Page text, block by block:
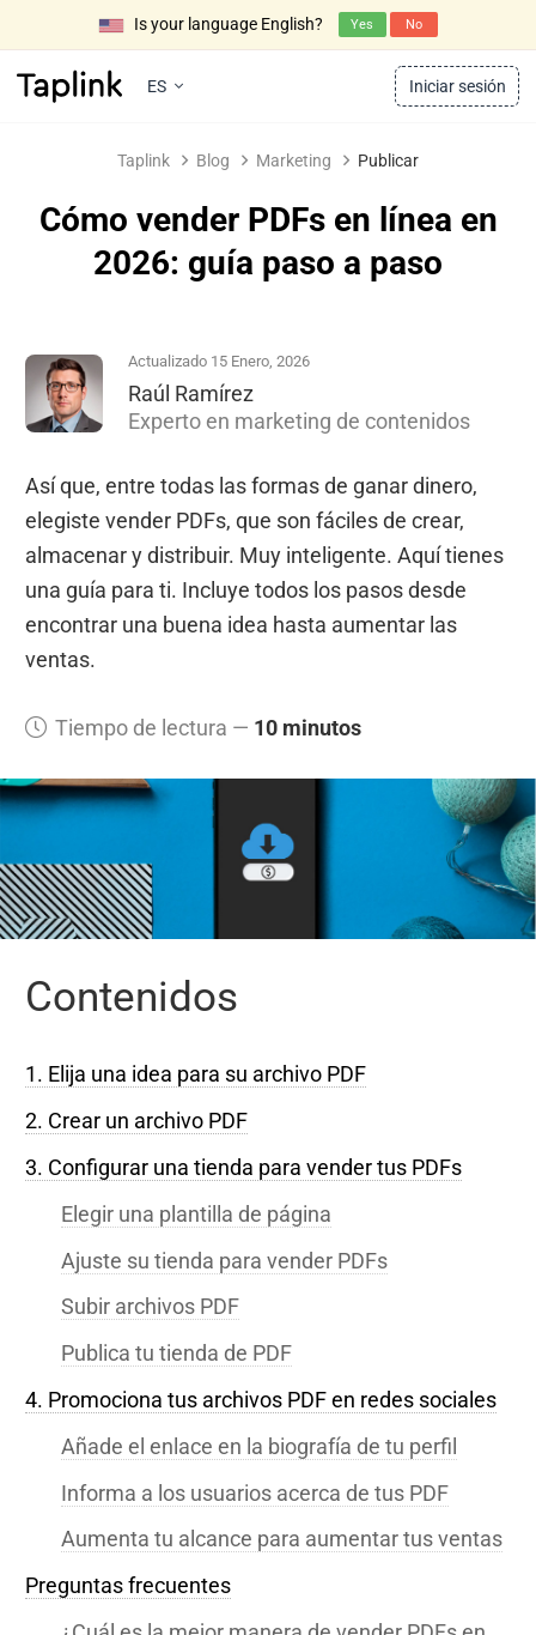
Is your language English? Yes No
ES Iniciar sesión
Taplink Blog Marketing Publicar
Cómo vender PDFs en línea en
2026: guía paso a paso
Actualizado 15 Enero, 2026
Raúl Ramírez
Experto en marketing de contenidos
Así que, entre todas las formas de ganar dinero,
elegiste vender PDFs, que son fáciles de crear,
almacenar y distribuir. Muy inteligente. Aquí tienes
una guía para ti. Incluye todos los pasos desde
encontrar una buena idea hasta aumentar las
ventas.
Tiempo de lectura — 10 minutos
Contenidos
1. Elija una idea para su archivo PDF
2. Crear un archivo PDF
3. Configurar una tienda para vender tus PDFs
Elegir una plantilla de página
Ajuste su tienda para vender PDFs
Subir archivos PDF
Publica tu tienda de PDF
4. Promociona tus archivos PDF en redes sociales
Añade el enlace en la biografía de tu perfil
Informa a los usuarios acerca de tus PDF
Aumenta tu alcance para aumentar tus ventas
Preguntas frecuentes